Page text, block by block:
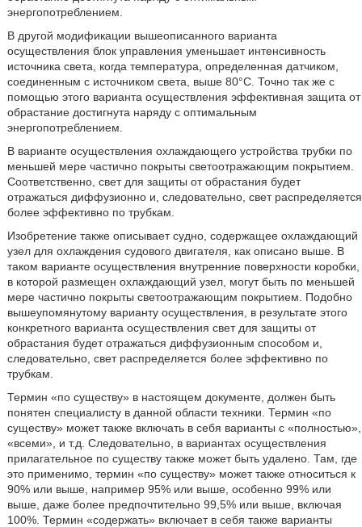
энергопотреблением.
В другой модификации вышеописанного варианта
осуществления блок управления уменьшает интенсивность
источника света, когда температура, определенная датчиком,
соединенным с источником света, выше 80°C. Точно так же с
помощью этого варианта осуществления эффективная защита от
обрастание достигнута наряду с оптимальным
энергопотреблением.
В варианте осуществления охлаждающего устройства трубки по
меньшей мере частично покрыты светоотражающим покрытием.
Соответственно, свет для защиты от обрастания будет
отражаться диффузионно и, следовательно, свет распределяется
более эффективно по трубкам.
Изобретение также описывает судно, содержащее охлаждающий
узел для охлаждения судового двигателя, как описано выше. В
таком варианте осуществления внутренние поверхности коробки,
в которой размещен охлаждающий узел, могут быть по меньшей
мере частично покрыты светоотражающим покрытием. Подобно
вышеупомянутому варианту осуществления, в результате этого
конкретного варианта осуществления свет для защиты от
обрастания будет отражаться диффузионным способом и,
следовательно, свет распределяется более эффективно по
трубкам.
Термин «по существу» в настоящем документе, должен быть
понятен специалисту в данной области техники. Термин «по
существу» может также включать в себя варианты с «полностью»,
«всеми», и т.д. Следовательно, в вариантах осуществления
прилагательное по существу также может быть удалено. Там, где
это применимо, термин «по существу» может также относиться к
90% или выше, например 95% или выше, особенно 99% или
выше, даже более предпочтительно 99,5% или выше, включая
100%. Термин «содержать» включает в себя также варианты